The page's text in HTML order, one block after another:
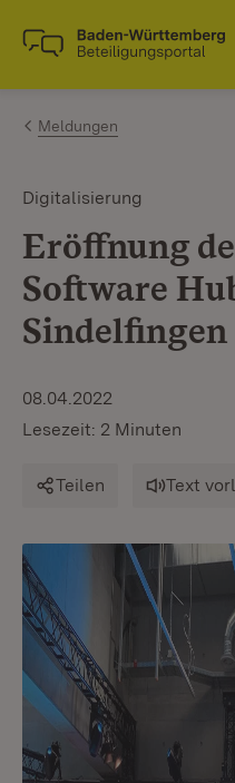
Zum Inhalt springen
Link zur Startseite
Meldungen
Digitalisierung
Eröffnung
Software
Sindelfingen
08.04.2022
Lesezeit: 2 Minuten
Teilen Text